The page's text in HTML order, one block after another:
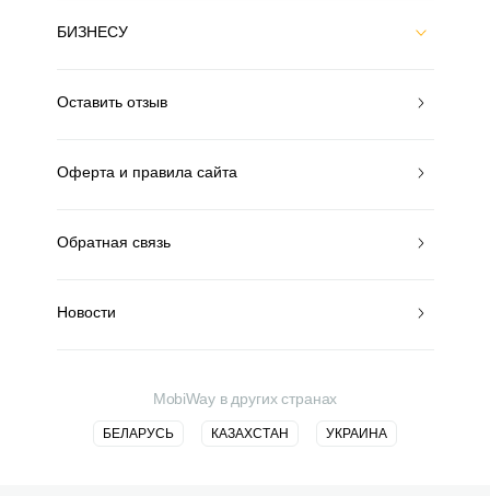
БИЗНЕСУ
Оставить отзыв
Оферта и правила сайта
Обратная связь
Новости
MobiWay в других странах
БЕЛАРУСЬ КАЗАХСТАН УКРАИНА